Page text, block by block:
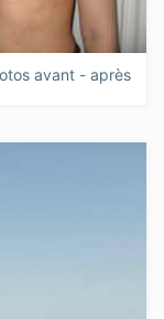
avant - après